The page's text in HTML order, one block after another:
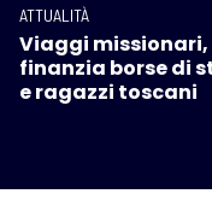
ATTUALITÀ
Viaggi missionari,
finanzia borse di
e ragazzi toscani